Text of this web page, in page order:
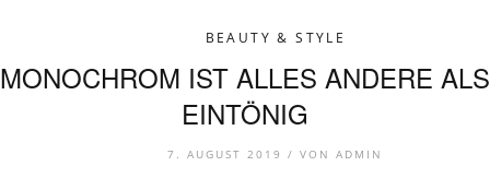
BEAUTY & STYLE
MONOCHROM IST ALLES ANDERE ALS
EINTÖNIG
7. AUGUST 2019 /VONADMIN